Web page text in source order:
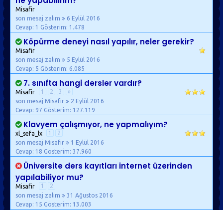
Misafir
son mesaj zalım
6 Eylül 2016
Cevap: 1 Gösterim: 1.478
Köpürme deneyi nasıl yapılır, neler gerekir?
Misafir
son mesaj zalım
5 Eylül 2016
Cevap: 5 Gösterim: 6.085
7. sınıfta hangi dersler vardır?
Misafir 1 2 3
»
son mesaj Misafir
2 Eylül 2016
Cevap: 97 Gösterim: 127.119
Klavyem çalışmıyor, ne yapmalıyım?
xl_sefa_lx 1
2
son mesaj Misafir
1 Eylül 2016
Cevap: 18 Gösterim: 37.960
Üniversite ders kayıtları internet üzerinden
yapılabiliyor mu?
Misafir 1
2
son mesaj zalım
31 Ağustos 2016
Cevap: 15 Gösterim: 13.003